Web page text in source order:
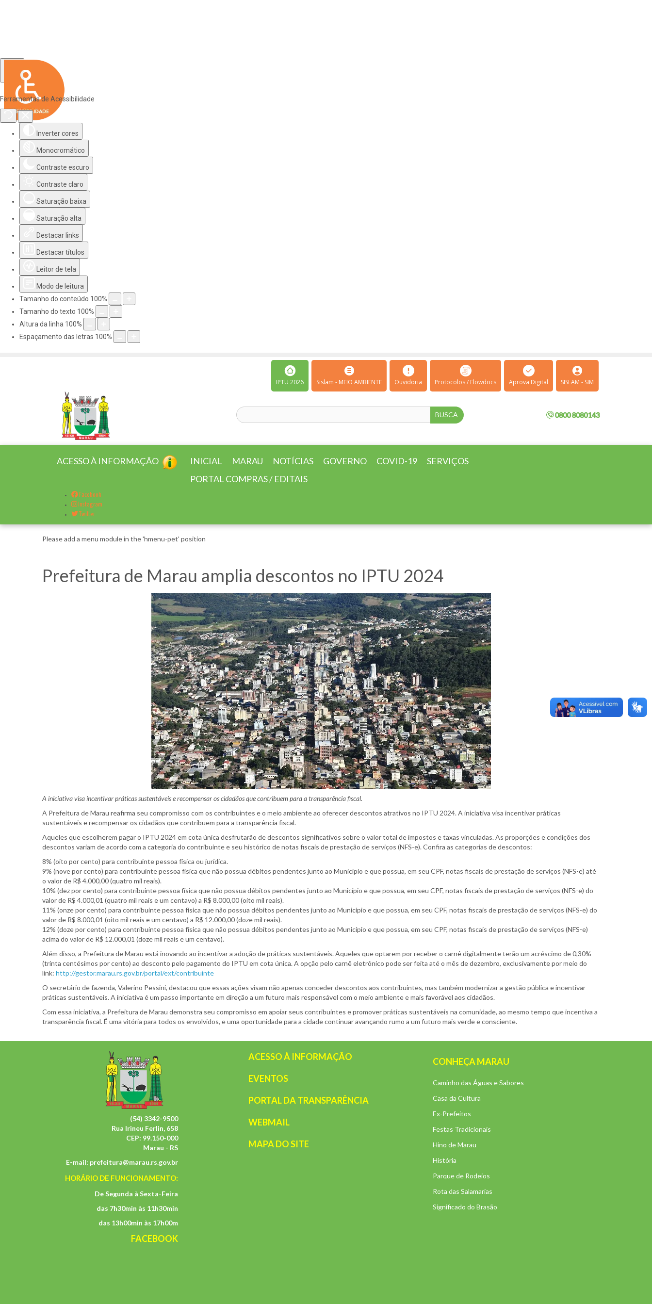
Ferramentas de Acessibilidade
Inverter cores
Monocromático
Contraste escuro
Contraste claro
Saturação baixa
Saturação alta
Destacar links
Destacar títulos
Leitor de tela
Modo de leitura
Tamanho do conteúdo 100%
Tamanho do texto 100%
Altura da linha 100%
Espaçamento das letras 100%
IPTU 2026 Sislam - MEIO AMBIENTE Ouvidoria Protocolos / Flowdocs Aprova Digital SISLAM - SIM
ACESSO À INFORMAÇÃO INICIAL MARAU NOTÍCIAS GOVERNO COVID-19
SERVIÇOS
PORTAL COMPRAS / EDITAIS
Facebook
Instagram
Twitter
Please add a menu module in the 'hmenu-pet' position
Prefeitura de Marau amplia descontos no IPTU 2024
A iniciativa visa incentivar práticas sustentáveis e recompensar os cidadãos que contribuem para a transparência fiscal.
A Prefeitura de Marau reafirma seu compromisso com os contribuintes e o meio ambiente ao oferecer descontos atrativos no IPTU 2024. A iniciativa visa incentivar práticas
sustentáveis e recompensar os cidadãos que contribuem para a transparência fiscal.
Aqueles que escolherem pagar o IPTU 2024 em cota única desfrutarão de descontos significativos sobre o valor total de impostos e taxas vinculadas. As proporções e condições dos
descontos variam de acordo com a categoria do contribuinte e seu histórico de notas fiscais de prestação de serviços (NFS-e). Confira as categorias de descontos:
8% (oito por cento) para contribuinte pessoa física ou jurídica.
9% (nove por cento) para contribuinte pessoa física que não possua débitos pendentes junto ao Município e que possua, em seu CPF, notas fiscais de prestação de serviços (NFS-e) até
o valor de R$ 4.000,00 (quatro mil reais).
10% (dez por cento) para contribuinte pessoa física que não possua débitos pendentes junto ao Município e que possua, em seu CPF, notas fiscais de prestação de serviços (NFS-e) do
valor de R$ 4.000,01 (quatro mil reais e um centavo) a R$ 8.000,00 (oito mil reais).
11% (onze por cento) para contribuinte pessoa física que não possua débitos pendentes junto ao Município e que possua, em seu CPF, notas fiscais de prestação de serviços (NFS-e) do
valor de R$ 8.000,01 (oito mil reais e um centavo) a R$ 12.000,00 (doze mil reais).
12% (doze por cento) para contribuinte pessoa física que não possua débitos pendentes junto ao Município e que possua, em seu CPF, notas fiscais de prestação de serviços (NFS-e)
acima do valor de R$ 12.000,01 (doze mil reais e um centavo).
Além disso, a Prefeitura de Marau está inovando ao incentivar a adoção de práticas sustentáveis. Aqueles que optarem por receber o carnê digitalmente terão um acréscimo de 0,30%
(trinta centésimos por cento) ao desconto pelo pagamento do IPTU em cota única. A opção pelo carnê eletrônico pode ser feita até o mês de dezembro, exclusivamente por meio do
link: http://gestor.marau.rs.gov.br/portal/ext/contribuinte
O secretário de fazenda, Valerino Pessini, destacou que essas ações visam não apenas conceder descontos aos contribuintes, mas também modernizar a gestão pública e incentivar
práticas sustentáveis. A iniciativa é um passo importante em direção a um futuro mais responsável com o meio ambiente e mais favorável aos cidadãos.
Com essa iniciativa, a Prefeitura de Marau demonstra seu compromisso em apoiar seus contribuintes e promover práticas sustentáveis na comunidade, ao mesmo tempo que incentiva a
transparência fiscal. É uma vitória para todos os envolvidos, e uma oportunidade para a cidade continuar avançando rumo a um futuro mais verde e consciente.
(54) 3342-9500
Rua Irineu Ferlin, 658
CEP: 99.150-000
Marau - RS
E-mail: prefeitura@marau.rs.gov.br
HORÁRIO DE FUNCIONAMENTO:
De Segunda à Sexta-Feira
das 7h30min às 11h30min
das 13h00min às 17h00m
FACEBOOK
ACESSO À INFORMAÇÃO
EVENTOS
PORTAL DA TRANSPARÊNCIA
WEBMAIL
MAPA DO SITE
CONHEÇA MARAU
Caminho das Águas e Sabores
Casa da Cultura
Ex-Prefeitos
Festas Tradicionais
Hino de Marau
História
Parque de Rodeios
Rota das Salamarias
Significado do Brasão